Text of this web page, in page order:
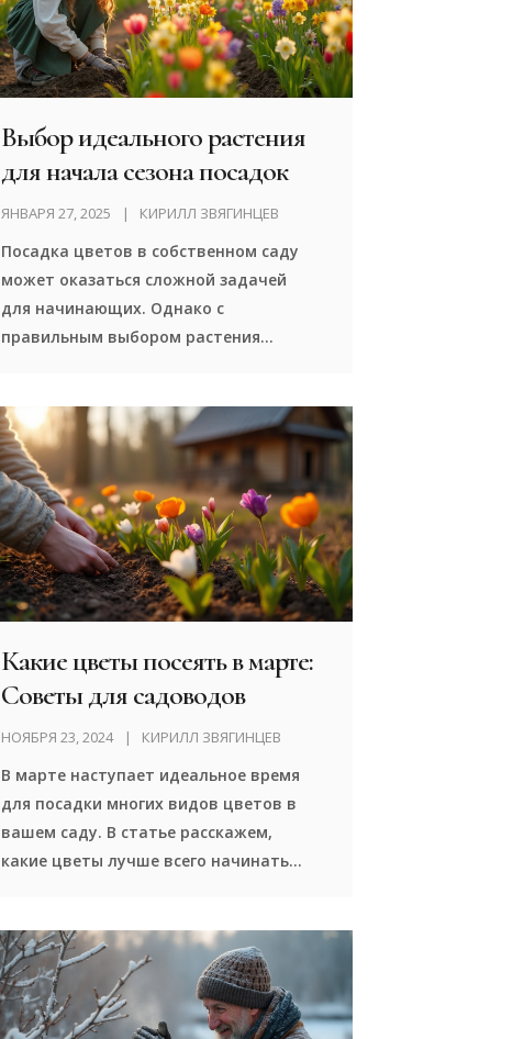
Выбор идеального растения
для начала сезона посадок
ЯНВАРЯ 27, 2025 КИРИЛЛ ЗВЯГИНЦЕВ
Посадка цветов в собственном саду
может оказаться сложной задачей
для начинающих. Однако с
правильным выбором растения
какие растения лучше всего выбрать
для посадки весной, почему именно
эти виды, и какие условия
необходимы для их успешного
выращивания. Также будут
представлены полезные советы и
интересные факты, которые помогут
начинающим садоводам.
Какие цветы посеять в марте:
Советы для садоводов
НОЯБРЯ 23, 2024 КИРИЛЛ ЗВЯГИНЦЕВ
В марте наступает идеальное время
для посадки многих видов цветов в
вашем саду. В статье расскажем,
какие цветы лучше всего начинать
можно раньше. Также узнаете об
особенностях ухода за растениями
после посадки и необходимых
условиях для быстрого роста.